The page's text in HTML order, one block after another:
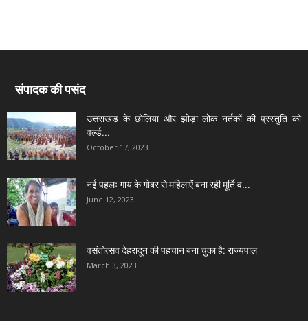
संपादक की पसंद
उत्तराखंड के छोलिया और झोड़ा लोक नर्तकों की प्रस्तुति को
वर्ल्ड...
October 17, 2023
नई पहलः गाय के गोबर से महिलाऐं बना रही मूर्ति व...
June 12, 2023
वसंतोत्सव देहरादून की पहचान बना चुका है: राज्यपाल
March 3, 2023